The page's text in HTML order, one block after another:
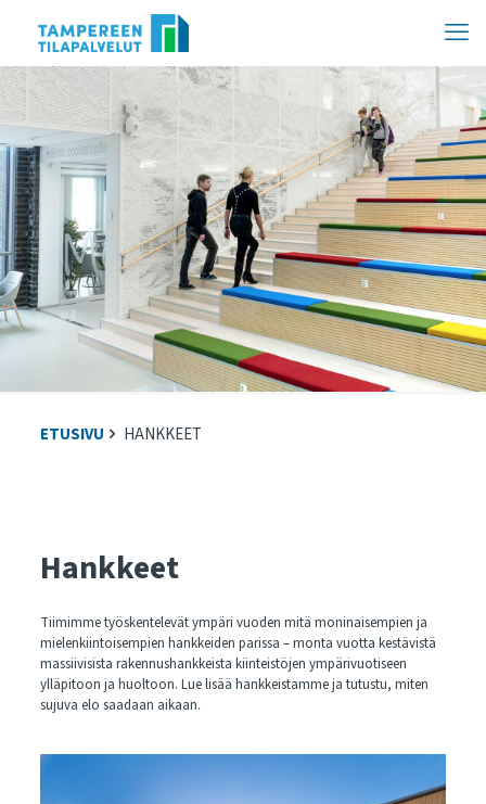
sisältöön
ETUSIVU HANKKEET
Hankkeet
Tiimimme työskentelevät ympäri vuoden mitä moninaisempien ja
mielenkiintoisempien hankkeiden parissa – monta vuotta kestävistä
massiivisista rakennushankkeista kiinteistöjen ympärivuotiseen
ylläpitoon ja huoltoon. Lue lisää hankkeistamme ja tutustu, miten
sujuva elo saadaan aikaan.